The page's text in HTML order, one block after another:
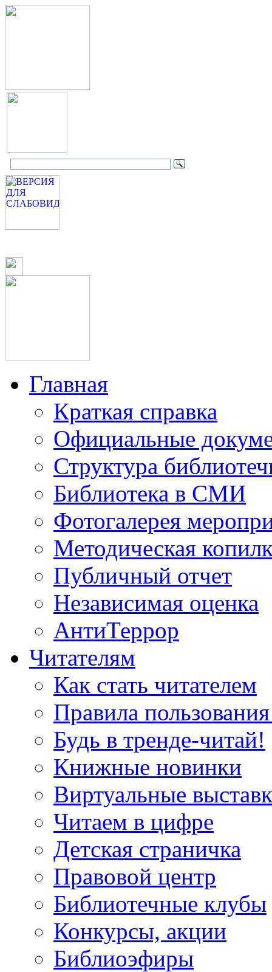
Главная
Краткая справка
Официальные
Структура
Библиотека в СМИ
Фотогалерея
Методическая
Публичный отчет
Независимая оценка
АнтиТеррор
Читателям
Как стать читателем
Правила
Будь в тренде-читай!
Книжные новинки
Виртуальные
Читаем в цифре
Детская страничка
Правовой центр
Библиотечные клубы
Конкурсы, акции
Библиоэфиры